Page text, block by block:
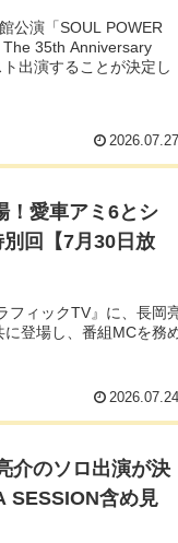
公演「SOUL POWER
The 35th Anniversary
出演することが決定し
2026.07.27
！愛車アミ6とシ
回【7月30日放
フィックTV』に、長岡
登場し、番組MCを務
2026.07.24
介のソロ出演が決
SESSION含め見